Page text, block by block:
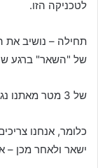
לטכניקה הזו.
תחילה – נושיב את
של "השאר" ברגע
של 3 מטר מאתנו נגיד לו את הפקודה "אלי".
ישאר ולאחר מכן –